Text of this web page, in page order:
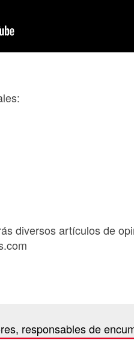
diversos artículos de
responsables de